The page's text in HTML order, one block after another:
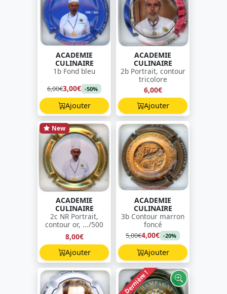
ACADEMIE
CULINAIRE
1b Fond bleu
6,00€3,00€ -50%
Ajouter
ACADEMIE
CULINAIRE
2b Portrait, contour
tricolore
6,00€
Ajouter
New
ACADEMIE
CULINAIRE
2c NR Portrait,
contour or, .../500
8,00€
Ajouter
ACADEMIE
CULINAIRE
3b Contour marron
foncé
5,00€4,00€ -20%
Ajouter
Dernière !